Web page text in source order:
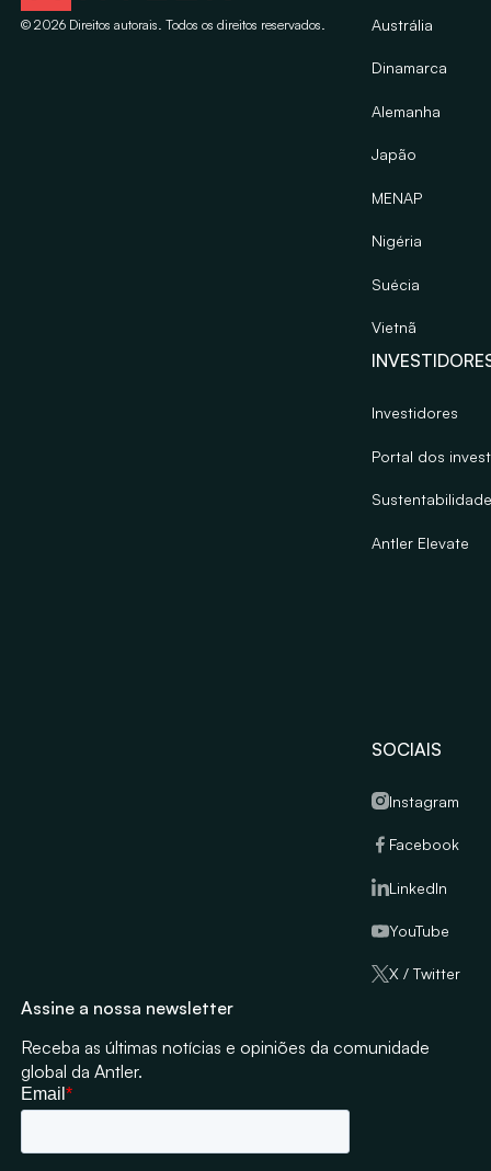
© 2026Direitos autorais. Todos os direitos reservados. Austrália
Dinamarca
Alemanha
Japão
MENAP
Nigéria
Suécia
Vietnã
Investidores
Portal dos
Sustentabilidade
Antler Elevate
SOCIAIS
Instagram
Facebook
LinkedIn
YouTube
X / Twitter
Assine a nossa newsletter
Receba as últimas notícias e opiniões da comunidade
global da Antler.